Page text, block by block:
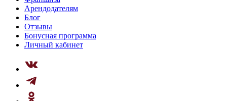
Арендодателям
Блог
Отзывы
Бонусная программа
Личный кабинет